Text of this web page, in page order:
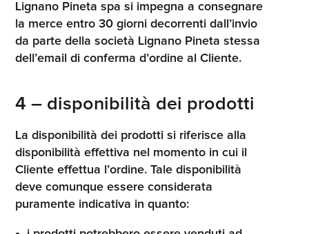
Lignano Pineta spa si impegna a consegnare
la merce entro 30 giorni decorrenti dall’invio
da parte della società Lignano Pineta stessa
dell’email di conferma d’ordine al Cliente.
4 – disponibilità dei prodotti
La disponibilità dei prodotti si riferisce alla
disponibilità effettiva nel momento in cui il
Cliente effettua l’ordine. Tale disponibilità
deve comunque essere considerata
puramente indicativa in quanto: